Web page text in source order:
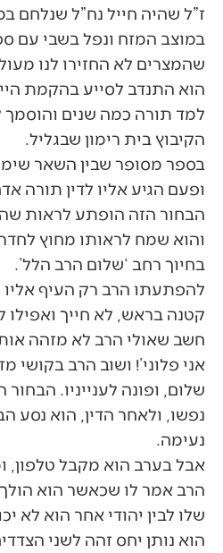
ז”ל שהיה חייל נח”ל שנלחם
במוצב המזח ונפל בשבי עם
שהמצרים לא החזירו לנו
הוא התנדב לסייע בהקמת
למד תורה כמה שנים והוסמך
הקיבוץ בית רימון שבגליל.
בספר מסופר שבין השאר שימש
ופעם הגיע אליו לדין תורה
הבחור הזה הופתע לראות
והוא שמח לראותו מחוץ לחדר
בחיוך רחב ‘שלום הרב הלל’.
להפתעתו הרב רק העיף
קטנה בראש, לא חייך
חשב שאולי הרב לא מזהה
אני פלוני’! ושוב הרב בקושי
שלום, ופונה לענייניו.
נפשו, ולאחר הדין, הוא נסע
נעימה.
אבל בערב הוא מקבל טלפון,
הרב אמר לו שכאשר הוא הולך
שלו לבין יהודי אחר הוא לא
הוא נותן יחס זהה לשני